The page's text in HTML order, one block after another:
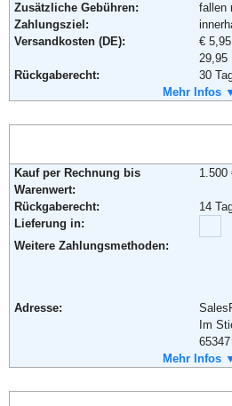
Adresse:
+49
Fax:
+49
Zusätzliche Gebühren:
fallen
Zahlungsziel:
Versandkosten (DE):
€
29,95
Rückgaberecht:
30
Ja
Lieferung in:
Adresse:
Email:
Mehr Infos
Kauf per Rechnung bis
Warenwert:
1.500
Rückgaberecht:
14
Lieferung in:
Weitere Zahlungsmethoden:
Adresse:
Im
0800
Email:
Mehr Infos